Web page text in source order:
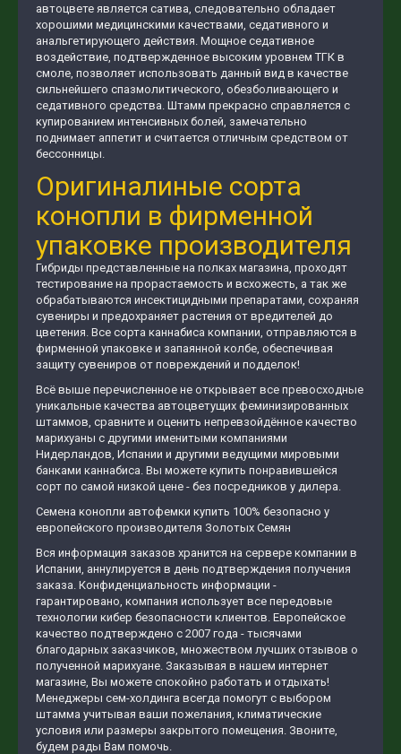
автоцвете является сатива, следовательно обладает
хорошими медицинскими качествами, седативного и
анальгетирующего действия. Мощное седативное
воздействие, подтвержденное высоким уровнем ТГК в
смоле, позволяет использовать данный вид в качестве
сильнейшего спазмолитического, обезболивающего и
седативного средства. Штамм прекрасно справляется с
купированием интенсивных болей, замечательно
поднимает аппетит и считается отличным средством от
бессонницы.
Оригиналиные сорта
конопли в фирменной
упаковке производителя
Гибриды представленные на полках магазина, проходят
тестирование на прорастаемость и всхожесть, а так же
обрабатываются инсектицидными препаратами, сохраняя
сувениры и предохраняет растения от вредителей до
цветения. Все сорта каннабиса компании, отправляются в
фирменной упаковке и запаянной колбе, обеспечивая
защиту сувениров от повреждений и подделок!
Всё выше перечисленное не открывает все превосходные
уникальные качества автоцветущих феминизированных
штаммов, сравните и оценить непревзойдённое качество
марихуаны с другими именитыми компаниями
Нидерландов, Испании и другими ведущими мировыми
банками каннабиса. Вы можете купить понравившейся
сорт по самой низкой цене - без посредников у дилера.
Семена конопли автофемки купить 100% безопасно у
европейского производителя Золотых Семян
Вся информация заказов хранится на сервере компании в
Испании, аннулируется в день подтверждения получения
заказа. Конфиденциальность информации -
гарантировано, компания использует все передовые
технологии кибер безопасности клиентов. Европейское
качество подтверждено с 2007 года - тысячами
благодарных заказчиков, множеством лучших отзывов о
полученной марихуане. Заказывая в нашем интернет
магазине, Вы можете спокойно работать и отдыхать!
Менеджеры сем-холдинга всегда помогут с выбором
штамма учитывая ваши пожелания, климатические
условия или размеры закрытого помещения. Звоните,
будем рады Вам помочь.